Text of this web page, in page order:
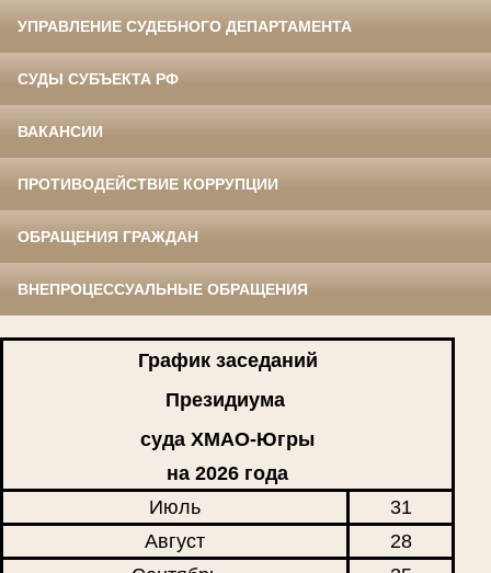
УПРАВЛЕНИЕ СУДЕБНОГО ДЕПАРТАМЕНТА
СУДЫ СУБЪЕКТА РФ
ВАКАНСИИ
ПРОТИВОДЕЙСТВИЕ КОРРУПЦИИ
ОБРАЩЕНИЯ ГРАЖДАН
ВНЕПРОЦЕССУАЛЬНЫЕ ОБРАЩЕНИЯ
График заседаний
Президиума
суда ХМАО-Югры
на 2026 года
Июль
31
Август
28